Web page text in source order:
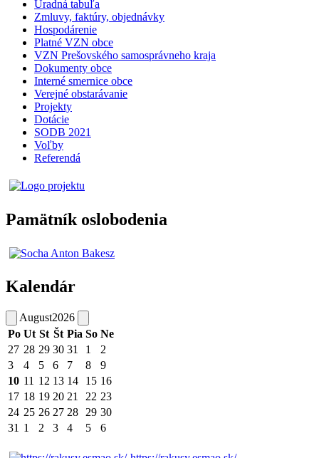
Úradná tabuľa
Zmluvy, faktúry, objednávky
Hospodárenie
Platné VZN obce
VZN Prešovského samosprávneho kraja
Dokumenty obce
Interné smernice obce
Verejné obstarávanie
Projekty
Dotácie
SODB 2021
Voľby
Referendá
Pamätník oslobodenia
Kalendár
August2026
Po Ut St Št Pia So Ne
27 28 29 30 31 1
2
3
4 5 6 7 8
9
10 11 12 13 14 15 16
17 18 19 20 21 22 23
24 25 26 27 28 29 30
31 1 2 3 4 5 6